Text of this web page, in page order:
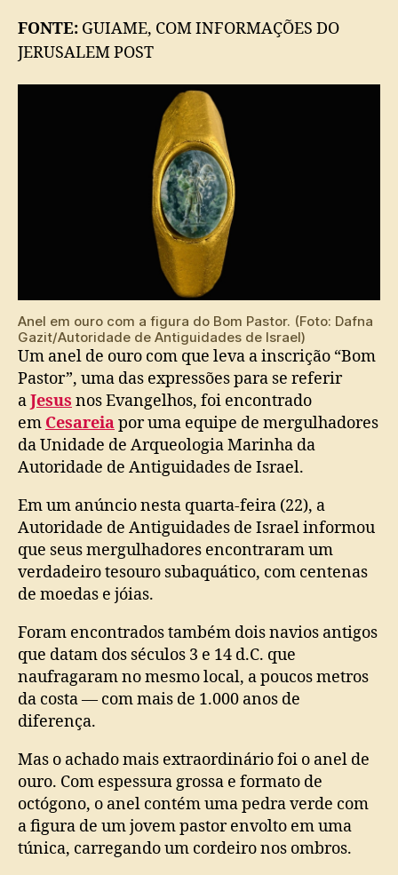
“Bom
Pastor”,
FONTE: GUIAME, COM INFORMAÇÕES DO
JERUSALEM POST
Anel em ouro com a figura do Bom Pastor. (Foto: Dafna
Gazit/Autoridade de Antiguidades de Israel)
Um anel de ouro com que leva a inscrição “Bom
Pastor”, uma das expressões para se referir
aJesus nos Evangelhos, foi encontrado
em Cesareiapor uma equipe de mergulhadores
da Unidade de Arqueologia Marinha da
Autoridade de Antiguidades de Israel.
Em um anúncio nesta quarta-feira (22), a
Autoridade de Antiguidades de Israel informou
que seus mergulhadores encontraram um
verdadeiro tesouro subaquático, com centenas
de moedas e jóias.
Foram encontrados também dois navios antigos
que datam dos séculos 3 e 14 d.C. que
naufragaram no mesmo local, a poucos metros
da costa — com mais de 1.000 anos de
diferença.
Mas o achado mais extraordinário foi o anel de
ouro. Com espessura grossa e formato de
octógono, o anel contém uma pedra verde com
a figura de um jovem pastor envolto em uma
túnica, carregando um cordeiro nos ombros.